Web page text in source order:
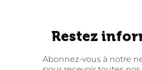
Restez
Abonnez-vous à notre